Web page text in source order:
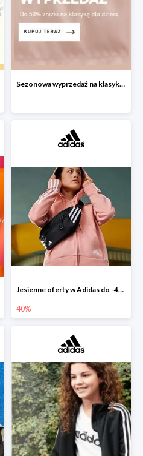
Sezonowa wyprzedaż na klasykę dla dzieci w Adidas do -50%
Jesienne oferty w Adidas do -40%
40%